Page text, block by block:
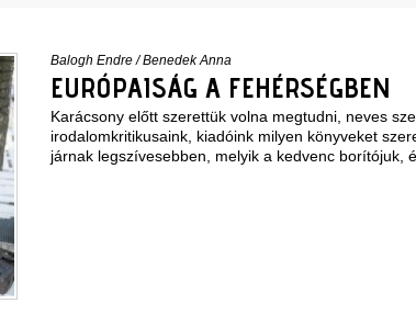
Balogh Endre/Benedek Anna
EURÓPAISÁG A FEHÉRSÉGBEN
Karácsony előtt szerettük volna megtudni, neves
irodalomkritikusaink, kiadóink milyen könyveket
járnak legszívesebben, melyik a kedvenc borítójuk,